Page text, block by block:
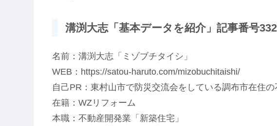
溝渕大志「基本データを紹介」記事番号
名前：溝渕大志「ミゾブチタイシ」
WEB：https://satou-haruto.com/mizobuchitaishi/
自己PR：東村山市で防災交流会をしている調布市在住の
在籍：WZリフォーム
本職：不動産開発業「新築住宅」